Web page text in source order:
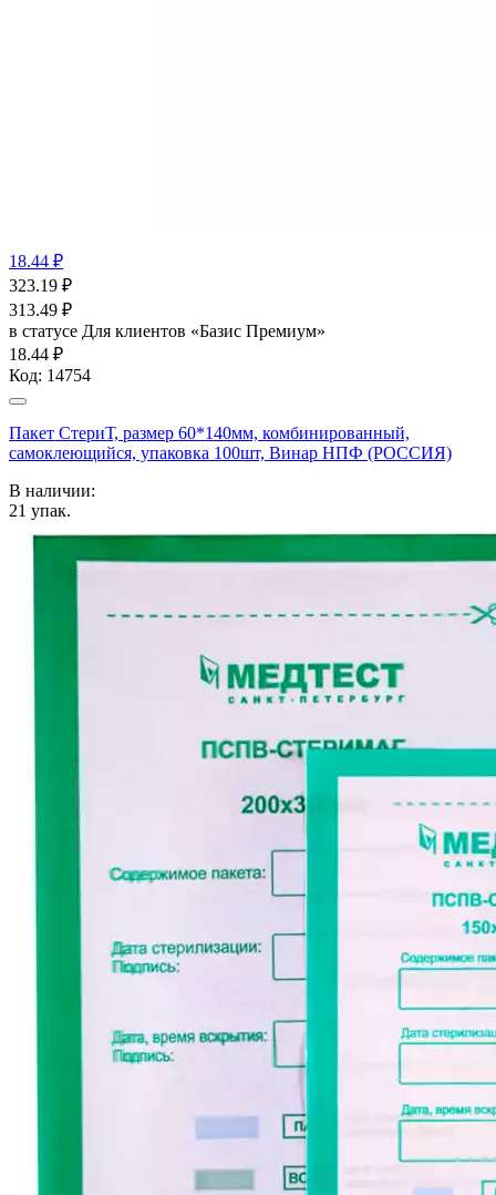
18.44 ₽
323.19 ₽
313.49 ₽
в статусе Для клиентов «Базис Премиум»
18.44 ₽
Код: 14754
Пакет СтериТ, размер 60*140мм, комбинированный,
самоклеющийся, упаковка 100шт, Винар НПФ (РОССИЯ)
В наличии:
21 упак.